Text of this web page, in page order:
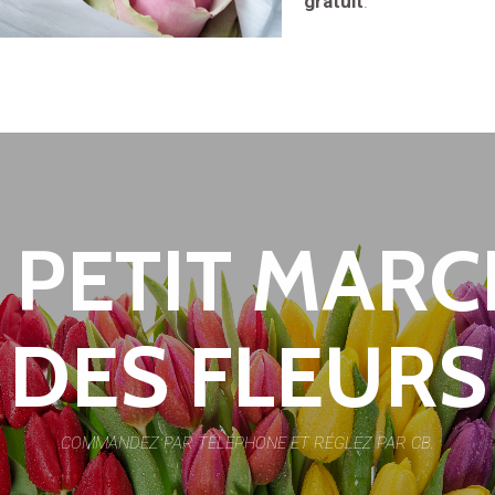
DES FLEURS
COMMANDEZ PAR TÉLÉPHONE ET RÉGLEZ PAR CB.